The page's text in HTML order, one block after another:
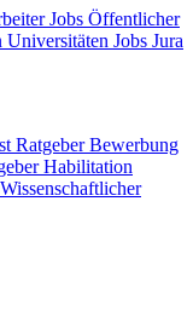
Jobs Öffentlicher
Universitäten Jobs Jura
Ratgeber Bewerbung
Habilitation
Wissenschaftlicher